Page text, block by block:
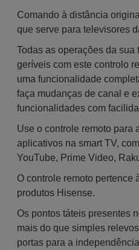
Comando à distância
que serve para televisores
Todas as operações da
geríveis com este controlo
uma funcionalidade
faça mudanças de canal e
funcionalidades com
Use o controle remoto para
aplicativos na smart TV,
YouTube, Prime Video,
O controle remoto pertence
produtos Hisense.
Os pontos táteis presentes
mais do que simples
portas para a